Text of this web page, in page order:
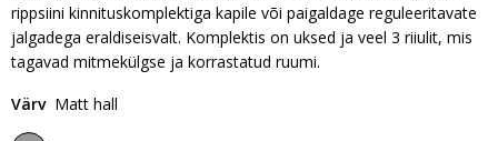
rippsiini kinnituskomplektiga kapile või paigaldage reguleeritavate
jalgadega eraldiseisvalt. Komplektis on uksed ja veel 3 riiulit, mis
tagavad mitmekülgse ja korrastatud ruumi.
Värv Matt hall